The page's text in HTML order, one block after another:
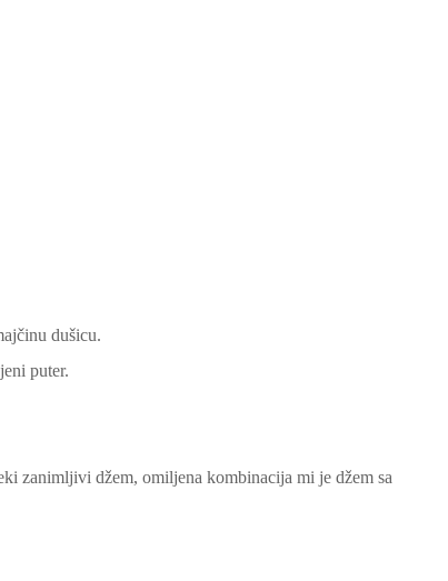
dušicu.
puter.
zanimljivi džem, omiljena kombinacija mi je džem sa